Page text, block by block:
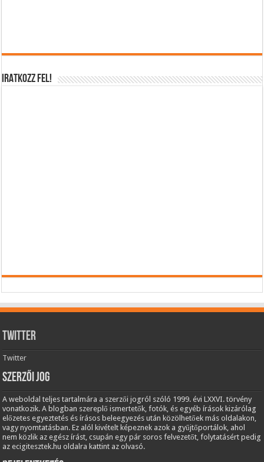
IRATKOZZ FEL!
Twitter
Twitter
Szerzői jog
A weboldal teljes tartalmára a szerzői jogról szóló 1999. évi LXXVI. törvény
vonatkozik. A blogban szereplő ismertetők, fotók, és egyéb írások kizárólag
előzetes egyeztetés és írásos beleegyezés után közölhetőek más oldalakon,
vagy nyomtatásban. Ez alól kivételt képeznek azok a gyűjtőportálok, ahol
nem közlik az egész írást, csupán egy pár soros felvezetőt, folytatásért pedig
az ecigitesztek.hu oldalra kattint az olvasó.